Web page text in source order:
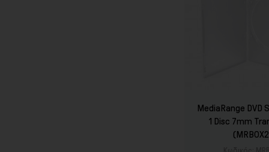
MediaRange DVD
1 Disc 7mm